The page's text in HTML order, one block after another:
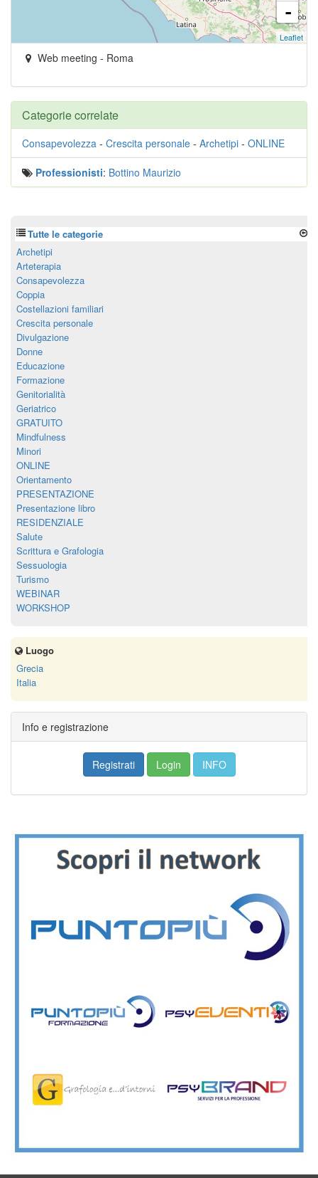
-
Leaflet
Web meeting - Roma
Categorie correlate
Consapevolezza - Crescita personale - Archetipi - ONLINE
Professionisti: Bottino Maurizio
Tutte le categorie
Archetipi
Arteterapia
Consapevolezza
Coppia
Costellazioni familiari
Crescita personale
Divulgazione
Donne
Educazione
Formazione
Genitorialità
Geriatrico
GRATUITO
Mindfulness
Minori
ONLINE
Orientamento
PRESENTAZIONE
Presentazione libro
RESIDENZIALE
Salute
Scrittura e Grafologia
Sessuologia
Turismo
WEBINAR
WORKSHOP
Luogo
Grecia
Italia
Info e registrazione
Registrati Login INFO